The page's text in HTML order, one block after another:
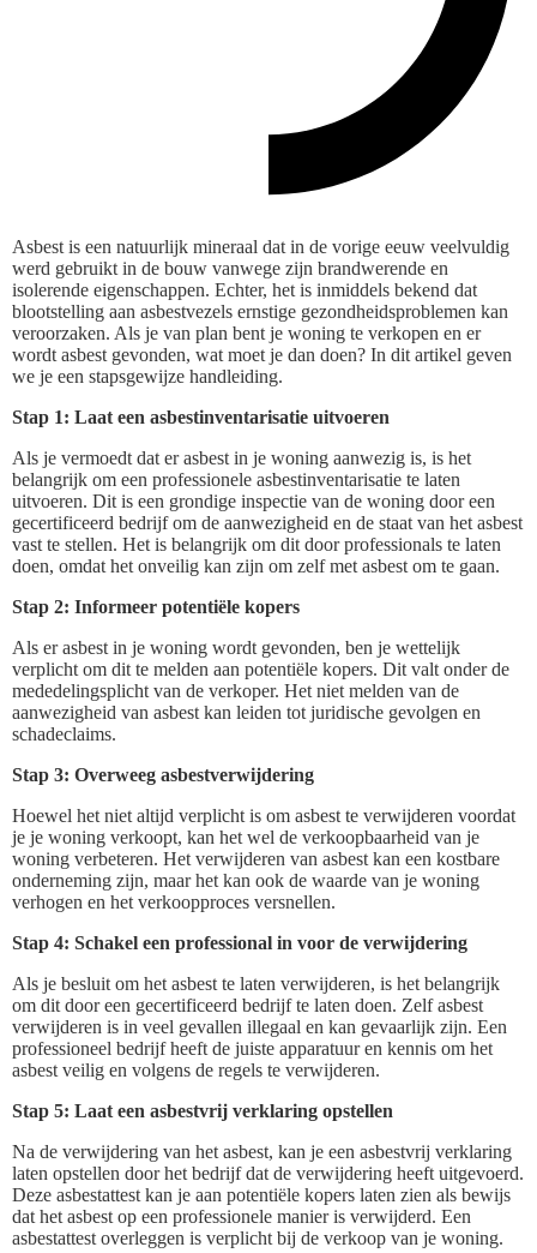
Asbest is een natuurlijk mineraal dat in de vorige eeuw veelvuldig
werd gebruikt in de bouw vanwege zijn brandwerende en
isolerende eigenschappen. Echter, het is inmiddels bekend dat
blootstelling aan asbestvezels ernstige gezondheidsproblemen kan
veroorzaken. Als je van plan bent je woning te verkopen en er
wordt asbest gevonden, wat moet je dan doen? In dit artikel geven
we je een stapsgewijze handleiding.
Stap 1: Laat een asbestinventarisatie uitvoeren
Als je vermoedt dat er asbest in je woning aanwezig is, is het
belangrijk om een professionele asbestinventarisatie te laten
uitvoeren. Dit is een grondige inspectie van de woning door een
gecertificeerd bedrijf om de aanwezigheid en de staat van het asbest
vast te stellen. Het is belangrijk om dit door professionals te laten
doen, omdat het onveilig kan zijn om zelf met asbest om te gaan.
Stap 2: Informeer potentiële kopers
Als er asbest in je woning wordt gevonden, ben je wettelijk
verplicht om dit te melden aan potentiële kopers. Dit valt onder de
mededelingsplicht van de verkoper. Het niet melden van de
aanwezigheid van asbest kan leiden tot juridische gevolgen en
schadeclaims.
Stap 3: Overweeg asbestverwijdering
Hoewel het niet altijd verplicht is om asbest te verwijderen voordat
je je woning verkoopt, kan het wel de verkoopbaarheid van je
woning verbeteren. Het verwijderen van asbest kan een kostbare
onderneming zijn, maar het kan ook de waarde van je woning
verhogen en het verkoopproces versnellen.
Stap 4: Schakel een professional in voor de verwijdering
Als je besluit om het asbest te laten verwijderen, is het belangrijk
om dit door een gecertificeerd bedrijf te laten doen. Zelf asbest
verwijderen is in veel gevallen illegaal en kan gevaarlijk zijn. Een
professioneel bedrijf heeft de juiste apparatuur en kennis om het
asbest veilig en volgens de regels te verwijderen.
Stap 5: Laat een asbestvrij verklaring opstellen
Na de verwijdering van het asbest, kan je een asbestvrij verklaring
laten opstellen door het bedrijf dat de verwijdering heeft uitgevoerd.
Deze asbestattest kan je aan potentiële kopers laten zien als bewijs
dat het asbest op een professionele manier is verwijderd. Een
asbestattest overleggen is verplicht bij de verkoop van je woning.